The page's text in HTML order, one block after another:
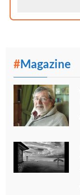
#Magazine